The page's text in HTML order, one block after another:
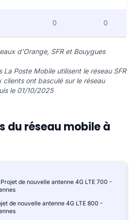
0 0
d'Orange, SFR et Bouygues
La Poste Mobile utilisent le réseau SFR
clients ont basculé sur le réseau
le 01/10/2025
du réseau mobile à
de nouvelle antenne 4G LTE 700 -
de nouvelle antenne 4G LTE 800 -